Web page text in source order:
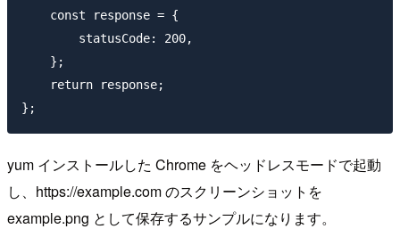
    const response = {
        statusCode: 200,
    };
    return response;
yum インストールした Chrome をヘッドレスモードで起動
し、https://example.com のスクリーンショットを
example.png として保存するサンプルになります。